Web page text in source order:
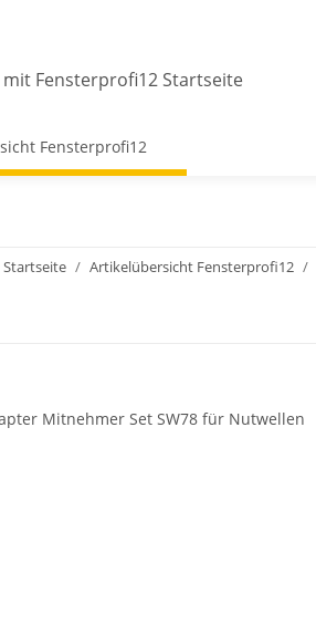
Fensterprofi12
Startseite Artikelübersicht Fensterprofi12